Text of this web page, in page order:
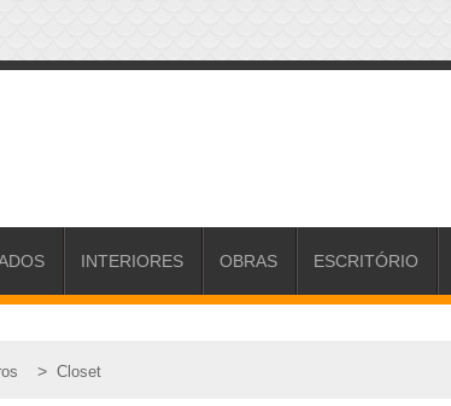
INTERIORES OBRAS ESCRITÓRIO
> Closet